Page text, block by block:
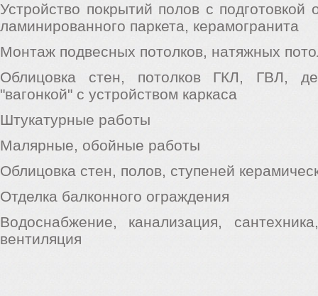
Устройство покрытий полов с
ламинированного паркета, керамогранита
Монтаж подвесных потолков, натяжных
Облицовка стен, потолков ГКЛ, ГВЛ,
"вагонкой" с устройством каркаса
Штукатурные работы
Малярные, обойные работы
Облицовка стен, полов, ступеней
Отделка балконного ограждения
Водоснабжение, канализация,
вентиляция